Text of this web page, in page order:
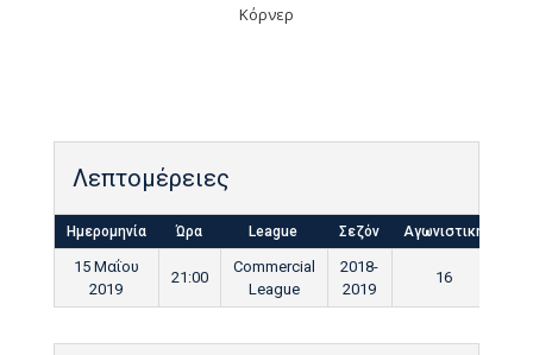
Κόρνερ
Λεπτομέρειες
Ημερομηνία Ώρα League Σεζόν Αγωνιστική
15 Μαΐου
2019
21:00
Commercial
League
2018-
2019
16